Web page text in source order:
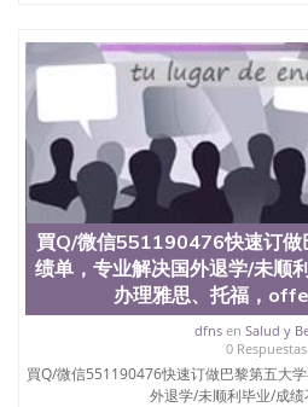
買Q/微信551190476快速订做
绩单，专业解决国外退学/未顺
办理雅思、托福，
dfnsen Salud y
0 Respuestas
買Q/微信551190476快速订做巴黎第五大
外退学/未顺利毕业/成绩